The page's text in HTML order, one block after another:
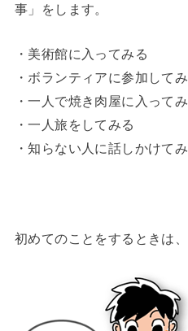
事」をします。
・美術館に入ってみる
・ボランティアに参加して
・一人で焼き肉屋に入って
・一人旅をしてみる
・知らない人に話しかけて
初めてのことをするときは